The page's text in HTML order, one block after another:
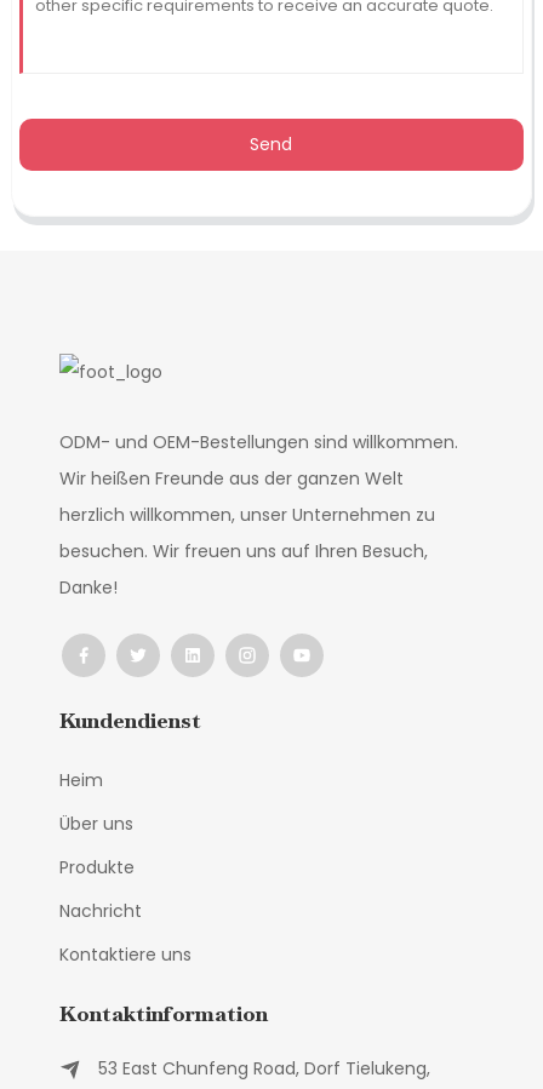
Send
ODM- und OEM-Bestellungen sind willkommen.
Wir heißen Freunde aus der ganzen Welt
herzlich willkommen, unser Unternehmen zu
besuchen. Wir freuen uns auf Ihren Besuch,
Danke!
Kundendienst
Heim
Über uns
Produkte
Nachricht
Kontaktiere uns
Kontaktinformation
53 East Chunfeng Road, Dorf Tielukeng,